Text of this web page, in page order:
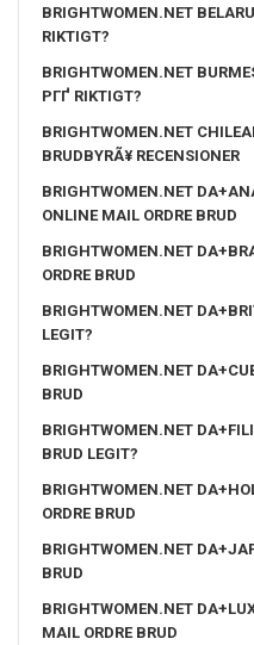
BRIGHTWOMEN.NET
RIKTIGT?
BRIGHTWOMEN.NET
PГҐ RIKTIGT?
BRIGHTWOMEN.NET
BRUDBYRÃ¥ RECENSIONER
BRIGHTWOMEN.NET
ONLINE MAIL ORDRE BRUD
BRIGHTWOMEN.NET
ORDRE BRUD
BRIGHTWOMEN.NET
LEGIT?
BRIGHTWOMEN.NET
BRUD
BRIGHTWOMEN.NET
BRUD LEGIT?
BRIGHTWOMEN.NET
ORDRE BRUD
BRIGHTWOMEN.NET
BRUD
BRIGHTWOMEN.NET
MAIL ORDRE BRUD